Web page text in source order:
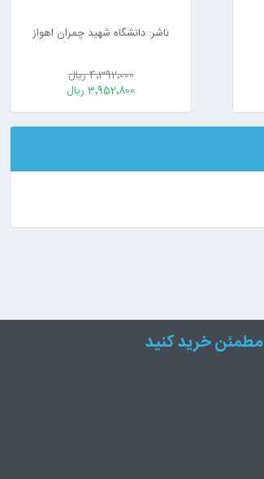
ناشر: دانشگاه شهید چمران اهواز
4٬392٬000 ریال
3٬952٬800 ریال
مطمئن خرید کنید